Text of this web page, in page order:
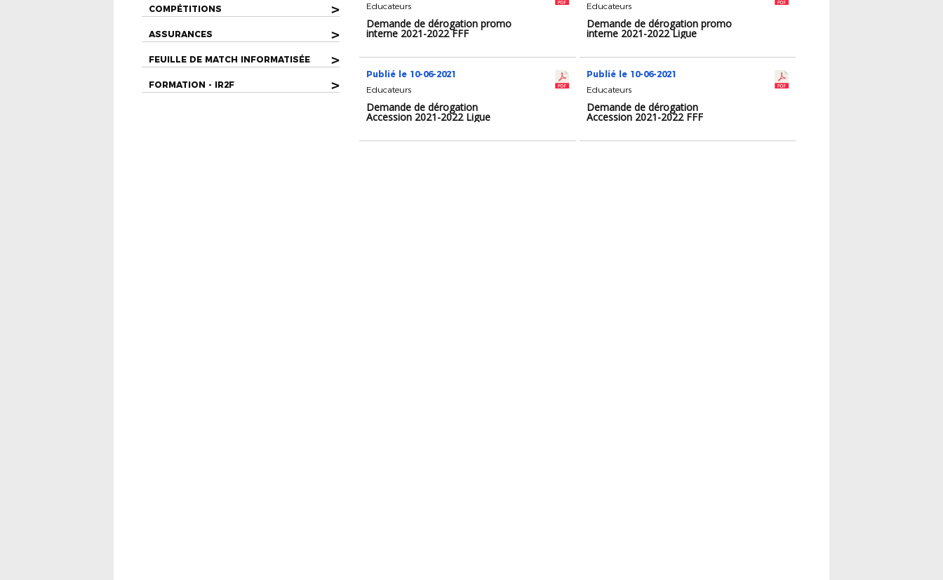
COMPÉTITIONS >
ASSURANCES >
FEUILLE DE MATCH INFORMATISÉE >
FORMATION - IR2F >
Educateurs
Demande de dérogation promo
interne 2021-2022 FFF
Educateurs
Demande de dérogation promo
interne 2021-2022 Ligue
Publié le 10-06-2021
Educateurs
Demande de dérogation
Accession 2021-2022 Ligue
Publié le 10-06-2021
Educateurs
Demande de dérogation
Accession 2021-2022 FFF